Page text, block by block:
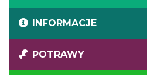
INFORMACJE
POTRAWY